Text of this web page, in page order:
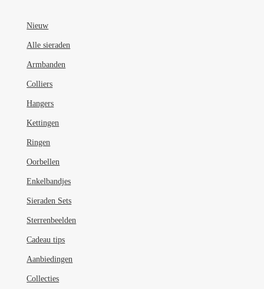
Nieuw
Alle sieraden
Armbanden
Colliers
Hangers
Kettingen
Ringen
Oorbellen
Enkelbandjes
Sieraden Sets
Sterrenbeelden
Cadeau tips
Aanbiedingen
Collecties